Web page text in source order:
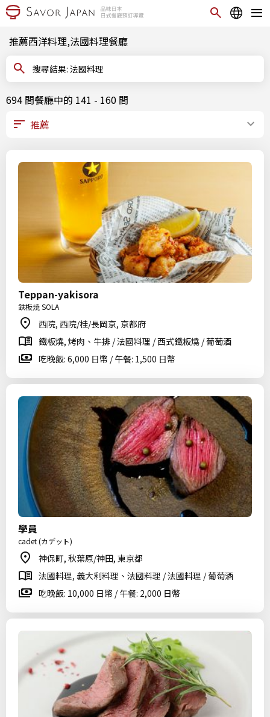
推薦西洋料理,法國料理餐廳
搜尋結果: 法國料理
694 間餐廳中的 141 - 160 間
Teppan-yakisora
鉄板焼 SOLA
西院, 西院/桂/長岡京, 京都府
鐵板燒, 烤肉、牛排 / 法國料理 / 西式鐵板燒 / 葡萄酒
吃晚飯: 6,000 日幣 / 午餐: 1,500 日幣
學員
cadet (カデット)
神保町, 秋葉原/神田, 東京都
法國料理, 義大利料理、法國料理 / 法國料理 / 葡萄酒
吃晚飯: 10,000 日幣 / 午餐: 2,000 日幣